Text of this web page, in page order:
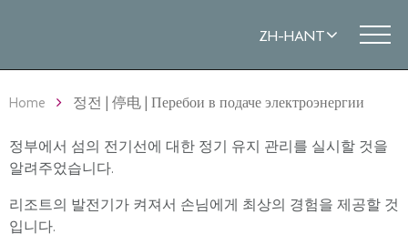
Home 정전 | 停电 | Перебои в подаче электроэнергии
정부에서 섬의 ​​전기선에 대한 정기 유지 관리를 실시할 것을
알려주었습니다.
리조트의 발전기가 켜져서 손님에게 최상의 경험을 제공할 것
입니다.